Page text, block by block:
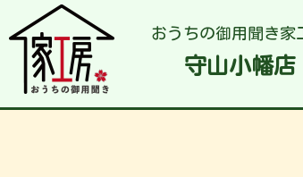
おうちの御用聞き家
守山小幡店